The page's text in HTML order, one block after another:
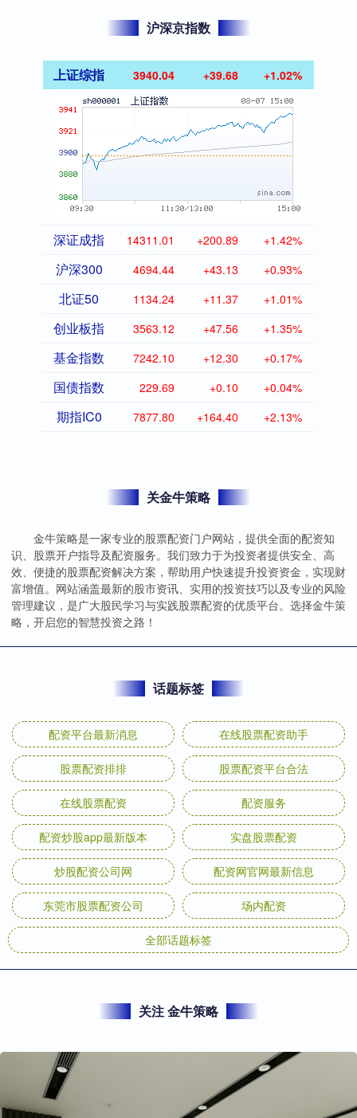
沪深京指数
上证综指 3940.04 +39.68 +1.02%
深证成指 14311.01 +200.89 +1.42%
沪深300 4694.44 +43.13 +0.93%
北证50 1134.24 +11.37 +1.01%
创业板指 3563.12 +47.56 +1.35%
基金指数 7242.10 +12.30 +0.17%
国债指数 229.69 +0.10 +0.04%
期指IC0 7877.80 +164.40 +2.13%
关金牛策略
金牛策略是一家专业的股票配资门户网站，提供全面的配资知
识、股票开户指导及配资服务。我们致力于为投资者提供安全、高
效、便捷的股票配资解决方案，帮助用户快速提升投资资金，实现财
富增值。网站涵盖最新的股市资讯、实用的投资技巧以及专业的风险
管理建议，是广大股民学习与实践股票配资的优质平台。选择金牛策
略，开启您的智慧投资之路！
话题标签
配资平台最新消息 在线股票配资助手
股票配资排排 股票配资平台合法
在线股票配资 配资服务
配资炒股app最新版本 实盘股票配资
炒股配资公司网 配资网官网最新信息
东莞市股票配资公司 场内配资
全部话题标签
关注 金牛策略